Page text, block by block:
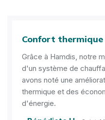
Confort thermique
Grâce à Hamdis, notre
d'un système de
avons noté une
thermique et des
d'énergie.